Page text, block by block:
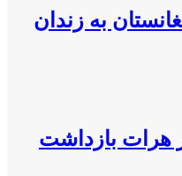
به زندان
زن را در هرات بازداشت